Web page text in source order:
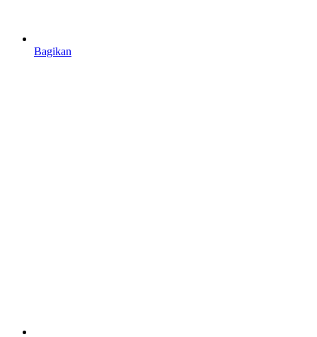
Bagikan